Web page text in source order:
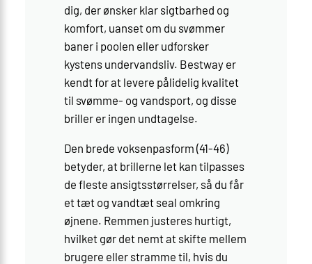
dig, der ønsker klar sigtbarhed og
komfort, uanset om du svømmer
baner i poolen eller udforsker
kystens undervandsliv. Bestway er
kendt for at levere pålidelig kvalitet
til svømme- og vandsport, og disse
briller er ingen undtagelse.
Den brede voksenpasform (41-46)
betyder, at brillerne let kan tilpasses
de fleste ansigtsstørrelser, så du får
et tæt og vandtæt seal omkring
øjnene. Remmen justeres hurtigt,
hvilket gør det nemt at skifte mellem
brugere eller stramme til, hvis du